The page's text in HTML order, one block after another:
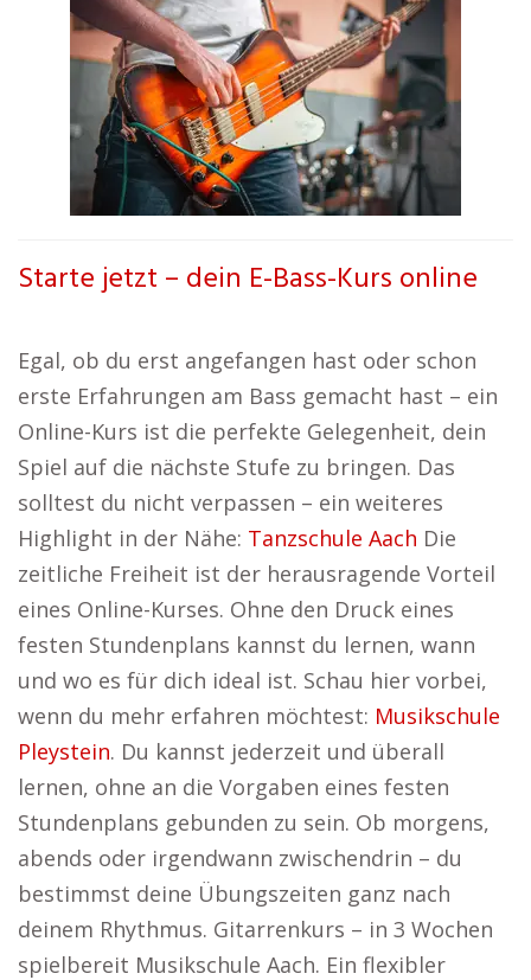
Starte jetzt – dein E-Bass-Kurs online
Egal, ob du erst angefangen hast oder schon
erste Erfahrungen am Bass gemacht hast – ein
Online-Kurs ist die perfekte Gelegenheit, dein
Spiel auf die nächste Stufe zu bringen. Das
solltest du nicht verpassen – ein weiteres
Highlight in der Nähe: Tanzschule Aach Die
zeitliche Freiheit ist der herausragende Vorteil
eines Online-Kurses. Ohne den Druck eines
festen Stundenplans kannst du lernen, wann
und wo es für dich ideal ist. Schau hier vorbei,
wenn du mehr erfahren möchtest: Musikschule
Pleystein. Du kannst jederzeit und überall
lernen, ohne an die Vorgaben eines festen
Stundenplans gebunden zu sein. Ob morgens,
abends oder irgendwann zwischendrin – du
bestimmst deine Übungszeiten ganz nach
deinem Rhythmus. Gitarrenkurs – in 3 Wochen
spielbereit Musikschule Aach. Ein flexibler